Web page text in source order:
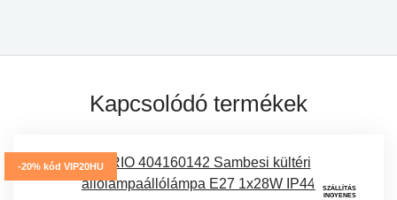
Kapcsolódó termékek
-20% kód VIP20HU
SZÁLLÍTÁS
INGYENES